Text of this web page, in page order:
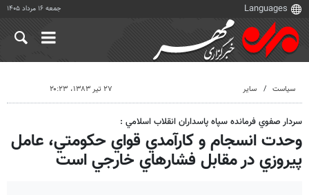
جمعه ۱۶ مرداد ۱۴۰۵
سیاست سایر ۲۷ تیر ۱۳۸۳، ۲۰:۲۳
سردار صفوي فرمانده سپاه پاسداران انقلاب اسلامي :
وحدت انسجام و كارآمدي قواي حكومتي، عامل
پيروزي در مقابل فشارهاي خارجي است